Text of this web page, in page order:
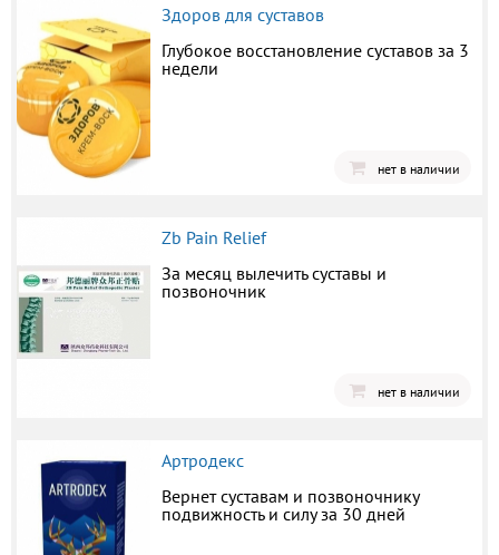
Здоров для суставов
Глубокое восстановление суставов за 3
недели
нет в наличии
Zb Pain Relief
За месяц вылечить суставы и
позвоночник
нет в наличии
Артродекс
Вернет суставам и позвоночнику
подвижность и силу за 30 дней